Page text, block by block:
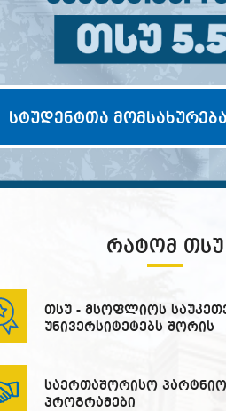
სტუდენტთა მომსახურება
ᲠᲐᲢᲝᲛ ᲗᲡᲣ
თსუ - მსოფლიოს
უნივერსიტეტებს შორის
საერთაშორისო
პროგრამები